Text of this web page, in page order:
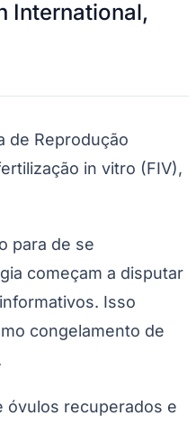
International,
de Reprodução
in vitro (FIV),
para de se
começam a disputar
Isso
congelamento de
óvulos recuperados e